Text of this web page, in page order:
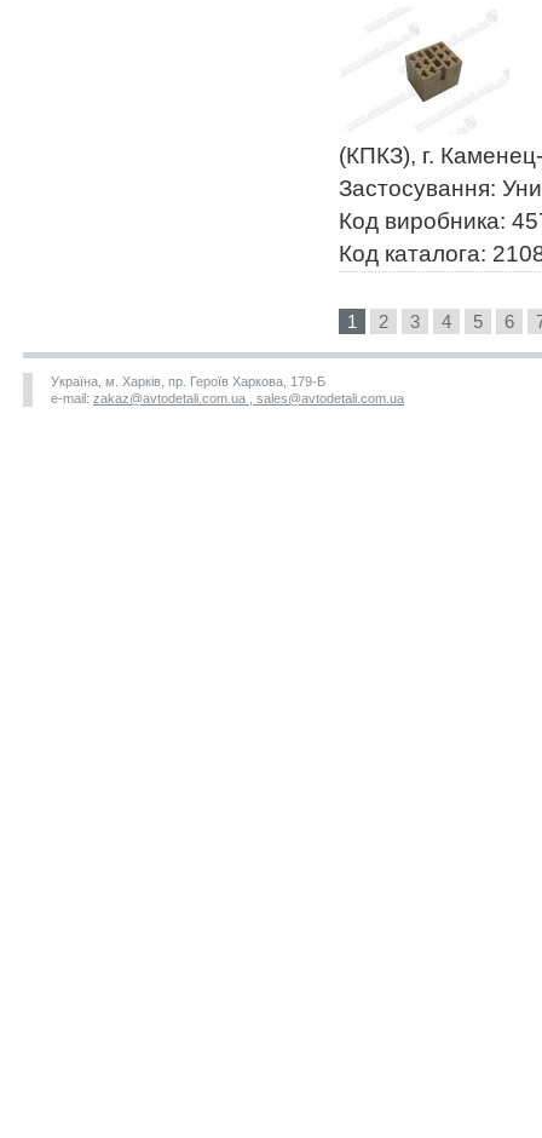
(КПКЗ), г.
Застосування:
Код виробника:
Код каталога:
1 2 3 4 5 6
Україна, м. Харків, пр. Героїв Харкова, 179-Б
e-mail: zakaz@avtodetali.com.ua , sales@avtodetali.com.ua